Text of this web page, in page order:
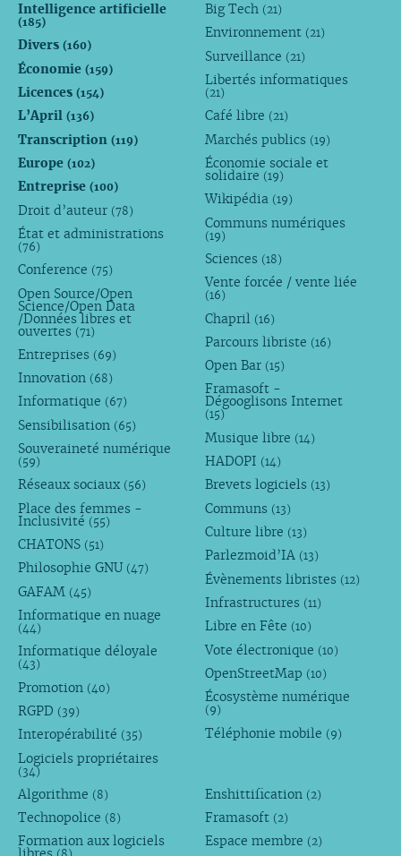
Intelligence artificielle
(185)
Divers (160)
Économie (159)
Licences (154)
L’April (136)
Transcription (119)
Europe (102)
Entreprise (100)
Droit d’auteur (78)
État et administrations
(76)
Conference (75)
Open Source/Open
Science/Open Data
/Données libres et
ouvertes (71)
Entreprises (69)
Innovation (68)
Informatique (67)
Sensibilisation (65)
Souveraineté numérique
(59)
Réseaux sociaux (56)
Place des femmes -
Inclusivité (55)
CHATONS (51)
Philosophie GNU (47)
GAFAM (45)
Informatique en nuage
(44)
Informatique déloyale
(43)
Promotion (40)
RGPD (39)
Interopérabilité (35)
Logiciels propriétaires
(34)
Big Tech (21)
Environnement (21)
Surveillance (21)
Libertés informatiques
(21)
Café libre (21)
Marchés publics (19)
Économie sociale et
solidaire (19)
Wikipédia (19)
Communs numériques
(19)
Sciences (18)
Vente forcée / vente liée
(16)
Chapril (16)
Parcours libriste (16)
Open Bar (15)
Framasoft -
Dégooglisons Internet
(15)
Musique libre (14)
HADOPI (14)
Brevets logiciels (13)
Communs (13)
Culture libre (13)
Parlezmoid’IA (13)
Évènements libristes (12)
Infrastructures (11)
Libre en Fête (10)
Vote électronique (10)
OpenStreetMap (10)
Écosystème numérique
(9)
Téléphonie mobile (9)
Algorithme (8)
Technopolice (8)
Formation aux logiciels
Enshittification (2)
Framasoft (2)
Espace membre (2)